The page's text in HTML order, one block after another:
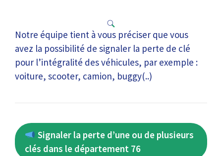
Notre équipe tient à vous préciser que vous
avez la possibilité de signaler la perte de clé
pour l’intégralité des véhicules, par exemple :
voiture, scooter, camion, buggy(..)
Signaler la perte d’une ou de plusieurs
clés dans le département 76